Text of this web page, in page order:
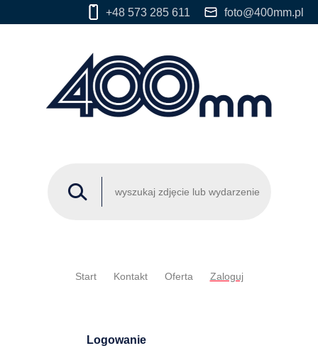
+48 573 285 611 foto@400mm.pl
Start Kontakt Oferta Zaloguj
Logowanie